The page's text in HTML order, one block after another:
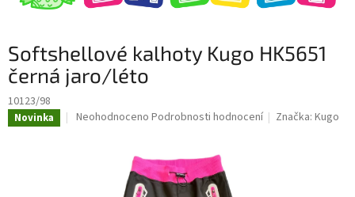
Softshellové kalhoty Kugo HK5651
černá jaro/léto
10123/98
Novinka
Průměrné
Neohodnoceno Podrobnosti hodnocení Značka:Kugo